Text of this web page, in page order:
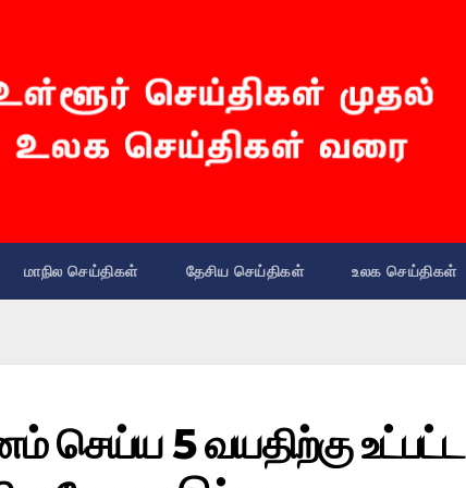
மாநில செய்திகள் தேசிய செய்திகள் உலக செய்திகள்
செய்ய 5 வயதிற்கு உட்பட்ட